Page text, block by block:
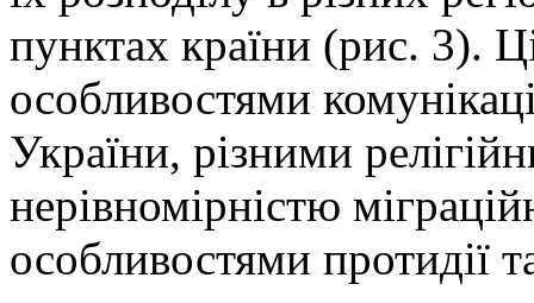
пунктах країни (рис. 3).
особливостями
України, різними
нерівномірністю
особливостями протидії